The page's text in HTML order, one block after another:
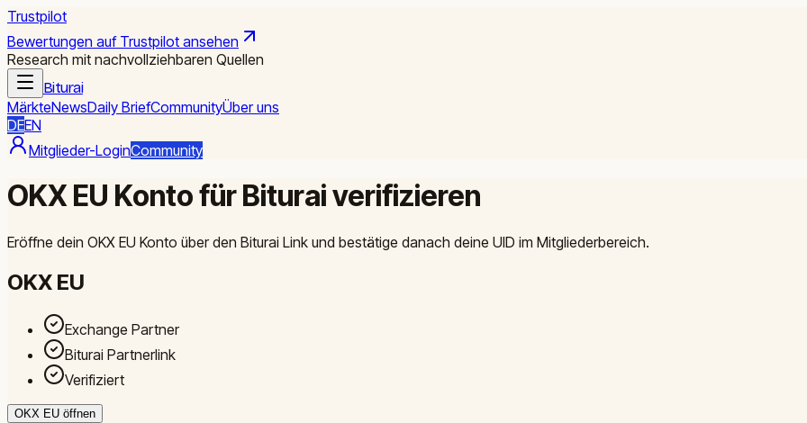
Trustpilot
Bewertungen auf Trustpilot ansehen
Research mit nachvollziehbaren Quellen
Biturai
MärkteNewsDaily BriefCommunityÜber uns
DEEN
Mitglieder-LoginCommunity
OKX EU Konto für Biturai verifizieren
Eröffne dein OKX EU Konto über den Biturai Link und bestätige danach deine UID im Mitgliederbereich.
OKX EU
Exchange Partner
Biturai Partnerlink
Verifiziert
OKX EU öffnen